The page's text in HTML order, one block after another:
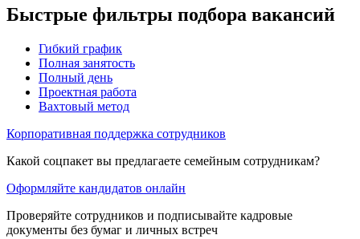
Быстрые фильтры подбора вакансий
Гибкий график
Полная занятость
Полный день
Проектная работа
Вахтовый метод
Корпоративная поддержка сотрудников
Какой соцпакет вы предлагаете семейным сотрудникам?
Оформляйте кандидатов онлайн
Проверяйте сотрудников и подписывайте кадровые
документы без бумаг и личных встреч